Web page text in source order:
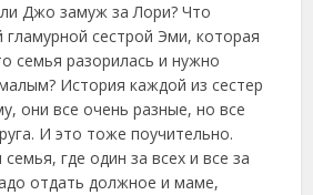
Джо замуж за Лори? Что
гламурной сестрой Эми, которая
семья разорилась и нужно
История каждой из сестер
они все очень разные, но все
И это тоже поучительно.
где один за всех и все за
отдать должное и маме,